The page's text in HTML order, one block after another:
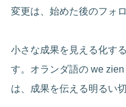
変更は、始めた後のフォ
小さな成果を見える化す
す。オランダ語の we
は、成果を伝える明るい